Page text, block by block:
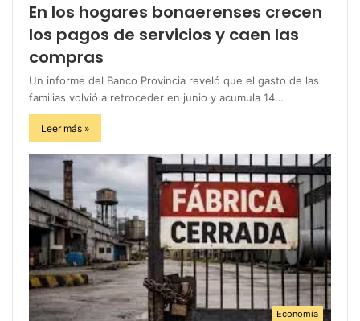
En los hogares bonaerenses crecen
los pagos de servicios y caen las
compras
Un informe del Banco Provincia reveló que el gasto de las
familias volvió a retroceder en junio y acumula 14…
Leer más »
Economía